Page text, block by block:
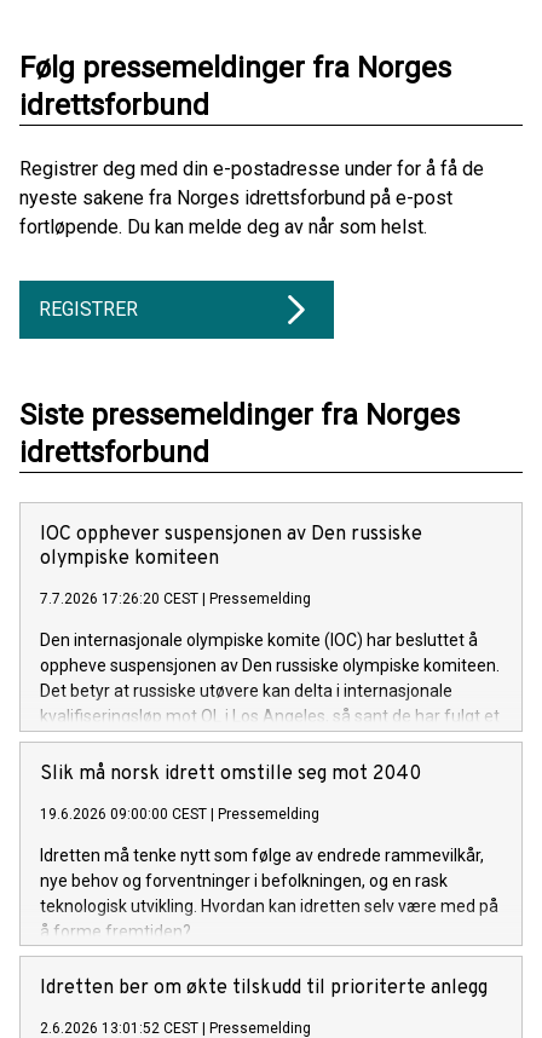
Følg pressemeldinger fra Norges
idrettsforbund
Registrer deg med din e-postadresse under for å få de
nyeste sakene fra Norges idrettsforbund på e-post
fortløpende. Du kan melde deg av når som helst.
REGISTRER
Siste pressemeldinger fra Norges
idrettsforbund
IOC opphever suspensjonen av Den russiske
olympiske komiteen
7.7.2026 17:26:20 CEST | Pressemelding
Den internasjonale olympiske komite (IOC) har besluttet å
oppheve suspensjonen av Den russiske olympiske komiteen.
Det betyr at russiske utøvere kan delta i internasjonale
kvalifiseringsløp mot OL i Los Angeles, så sant de har fulgt et
troverdig anti-doping regime.
Slik må norsk idrett omstille seg mot 2040
19.6.2026 09:00:00 CEST | Pressemelding
Idretten må tenke nytt som følge av endrede rammevilkår,
nye behov og forventninger i befolkningen, og en rask
teknologisk utvikling. Hvordan kan idretten selv være med på
å forme fremtiden?
Idretten ber om økte tilskudd til prioriterte anlegg
2.6.2026 13:01:52 CEST | Pressemelding